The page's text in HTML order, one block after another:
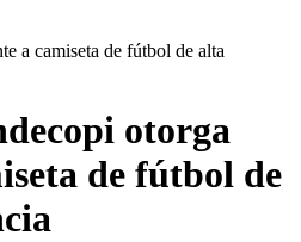
a camiseta de fútbol de alta
otorga
de fútbol de